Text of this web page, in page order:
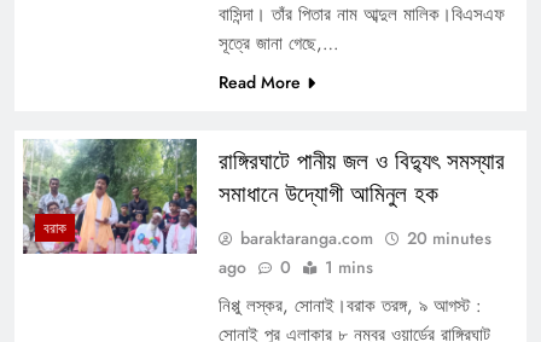
বাসিন্দা। তাঁর পিতার নাম আব্দুল মালিক।বিএসএফ
সূত্রে জানা গেছে,…
Read More
বরাক
রাঙ্গিরঘাটে পানীয় জল ও বিদ্যুৎ সমস্যার
সমাধানে উদ্যোগী আমিনুল হক
baraktaranga.com
20 minutes
ago
0 1 mins
নিপ্পু লস্কর, সোনাই।বরাক তরঙ্গ, ৯ আগস্ট :
সোনাই পুর এলাকার ৮ নম্বর ওয়ার্ডের রাঙ্গিরঘাট